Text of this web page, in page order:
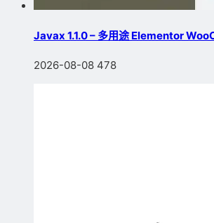
Javax 1.1.0 – 多用途 Elementor
2026-08-08 478